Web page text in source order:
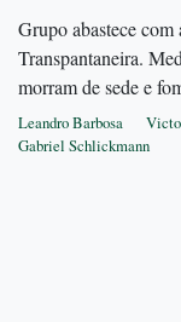
Grupo abastece com
Transpantaneira.
morram de sede e
Leandro Barbosa
Gabriel Schlickmann